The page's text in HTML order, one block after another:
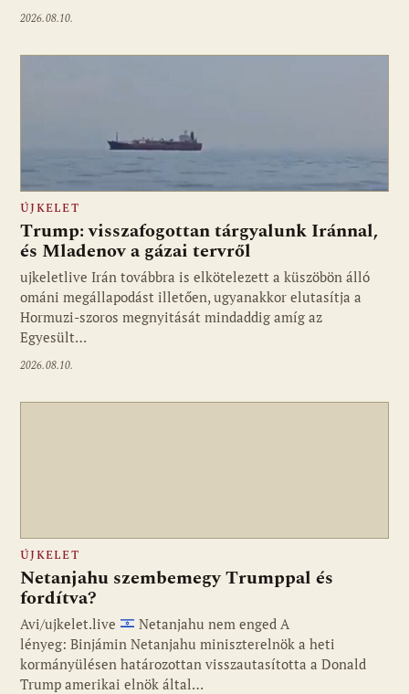
2026.08.10.
Fotó: ujkelet.live
ÚJKELET
Trump: visszafogottan tárgyalunk Iránnal,
és Mladenov a gázai tervről
ujkeletlive Irán továbbra is elkötelezett a küszöbön álló
ománi megállapodást illetően, ugyanakkor elutasítja a
Hormuzi-szoros megnyitását mindaddig amíg az
Egyesült…
2026.08.10.
ÚJKELET
Netanjahu szembemegy Trumppal és
fordítva?
Avi/ujkelet.live
Netanjahu nem enged A
lényeg: Binjámin Netanjahu miniszterelnök a heti
kormányülésen határozottan visszautasította a Donald
Trump amerikai elnök által…